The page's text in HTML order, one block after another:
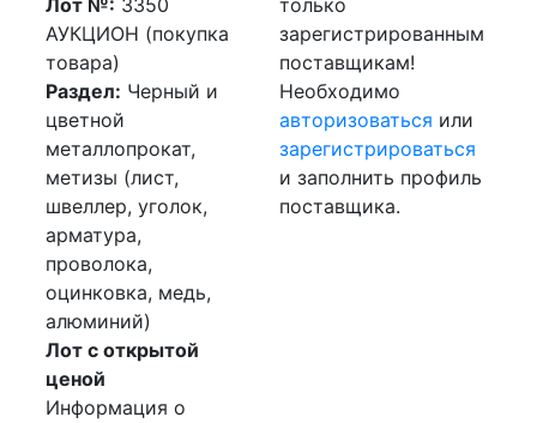
Лот №: 3350
АУКЦИОН (покупка
товара)
Раздел: Черный и
цветной
металлопрокат,
метизы (лист,
швеллер, уголок,
арматура,
проволока,
оцинковка, медь,
алюминий)
Лот с открытой
ценой
Информация о
только
зарегистрированным
поставщикам!
Необходимо
авторизоваться или
зарегистрироваться
и заполнить профиль
поставщика.